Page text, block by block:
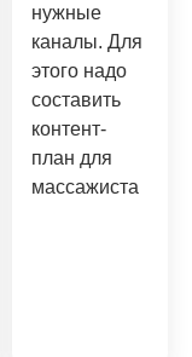
нужные
каналы. Для
этого надо
составить
контент-
план для
массажиста